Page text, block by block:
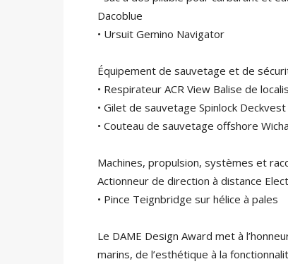
Dacoblue
• Ursuit Gemino Navigator
Équipement de sauvetage et de
• Respirateur ACR View Balise de
• Gilet de sauvetage Spinlock
• Couteau de sauvetage offshore
Machines, propulsion, systèmes et
Actionneur de direction à distance
• Pince Teignbridge sur hélice à pales
Le DAME Design Award met à
marins, de l’esthétique à la